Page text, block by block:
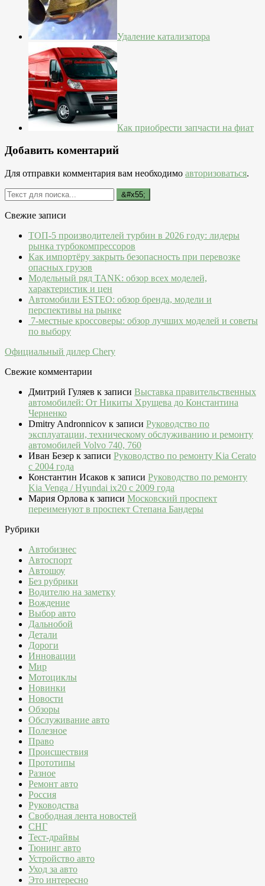
Удаление катализатора
Как приобрести запчасти на фиат
Добавить коментарий
Для отправки комментария вам необходимо авторизоваться.
Свежие записи
ТОП-5 производителей турбин в 2026 году: лидеры
рынка турбокомпрессоров
Как импортёру закрыть безопасность при перевозке
опасных грузов
Модельный ряд TANK: обзор всех моделей,
характеристик и цен
Автомобили ESTEO: обзор бренда, модели и
перспективы на рынке
7-местные кроссоверы: обзор лучших моделей и советы
по выбору
Официальный дилер Chery
Свежие комментарии
Дмитрий Гуляев к записи Выставка правительственных
автомобилей: От Никиты Хрущева до Константина
Черненко
Dmitry Andronnicov к записи Руководство по
эксплуатации, техническому обслуживанию и ремонту
автомобилей Volvo 740, 760
Иван Безер к записи Руководство по ремонту Kia Cerato
c 2004 года
Константин Исаков к записи Руководство по ремонту
Kia Venga / Hyundai ix20 c 2009 года
Мария Орлова к записи Московский проспект
переименуют в проспект Степана Бандеры
Рубрики
Автобизнес
Автоспорт
Автошоу
Без рубрики
Водителю на заметку
Вождение
Выбор авто
Дальнобой
Детали
Дороги
Инновации
Мир
Мотоциклы
Новинки
Новости
Обзоры
Обслуживание авто
Полезное
Право
Происшествия
Прототипы
Разное
Ремонт авто
Россия
Руководства
Свободная лента новостей
СНГ
Тест-драйвы
Тюнинг авто
Устройство авто
Уход за авто
Это интересно